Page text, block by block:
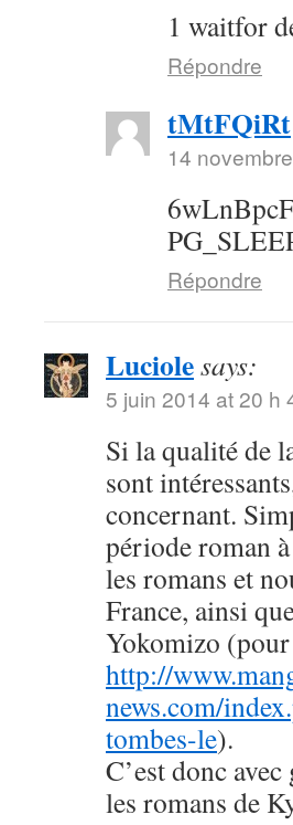
1 waitfor
Répondre
tMtFQiRt
14
Répondre
Luciolesays:
5 juin 2014 at 20 h
Si la qualité de
sont
concernant.
période roman
les romans et
France, ainsi
Yokomizo
http://
news.com/
tombes-le).
C’est donc
les romans de